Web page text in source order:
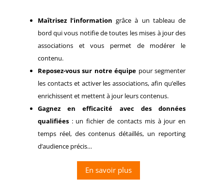
Maîtrisez l’information grâce à un tableau de
bord qui vous notifie de toutes les mises à jour des
associations et vous permet de modérer le
contenu.
Reposez-vous sur notre équipe pour segmenter
les contacts et activer les associations, afin qu’elles
enrichissent et mettent à jour leurs contenus.
Gagnez en efficacité avec des données
qualifiées: un fichier de contacts mis à jour en
temps réel, des contenus détaillés, un reporting
d’audience précis…
En savoir plus